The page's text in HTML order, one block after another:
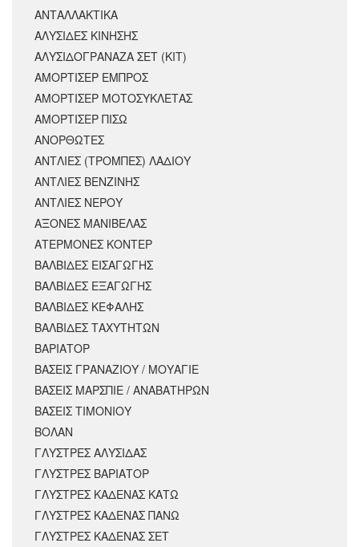
ΑΝΤΑΛΛΑΚΤΙΚΆ
ΑΛΥΣΙΔΕΣ ΚΙΝΗΣΗΣ
ΑΛΥΣΙΔΟΓΡΑΝΑΖΑ ΣΕΤ (ΚΙΤ)
ΑΜΟΡΤΙΣΕΡ ΕΜΠΡΟΣ
ΑΜΟΡΤΙΣΈΡ ΜΟΤΟΣΥΚΛΈΤΑΣ
ΑΜΟΡΤΙΣΕΡ ΠΙΣΩ
ΑΝΟΡΘΩΤΕΣ
ΑΝΤΛΙΕΣ (ΤΡΟΜΠΕΣ) ΛΑΔΙΟΥ
ΑΝΤΛΙΕΣ ΒΕΝΖΙΝΗΣ
ΑΝΤΛΙΕΣ ΝΕΡΟΥ
ΑΞΟΝΕΣ ΜΑΝΙΒΕΛΑΣ
ΑΤΕΡΜΟΝΕΣ ΚΟΝΤΕΡ
ΒΑΛΒΙΔΕΣ ΕΙΣΑΓΩΓΗΣ
ΒΑΛΒΙΔΕΣ ΕΞΑΓΩΓΗΣ
ΒΑΛΒΙΔΕΣ ΚΕΦΑΛΗΣ
ΒΑΛΒΙΔΕΣ ΤΑΧΥΤΗΤΩΝ
ΒΑΡΙΑΤΟΡ
ΒΑΣΕΙΣ ΓΡΑΝΑΖΙΟΥ / ΜΟΥΑΓΙΕ
ΒΑΣΕΙΣ ΜΑΡΣΠΙΕ / ΑΝΑΒΑΤΗΡΩΝ
ΒΑΣΕΙΣ ΤΙΜΟΝΙΟΥ
ΒΟΛΑΝ
ΓΛΥΣΤΡΕΣ ΑΛΥΣΙΔΑΣ
ΓΛΥΣΤΡΕΣ ΒΑΡΙΑΤΟΡ
ΓΛΥΣΤΡΕΣ ΚΑΔΕΝΑΣ ΚΑΤΩ
ΓΛΥΣΤΡΕΣ ΚΑΔΕΝΑΣ ΠΑΝΩ
ΓΛΥΣΤΡΕΣ ΚΑΔΕΝΑΣ ΣΕΤ